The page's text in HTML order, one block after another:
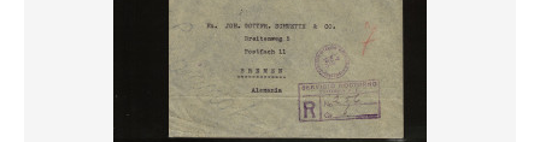
Auktionshäuser
Alle Laufzeiten